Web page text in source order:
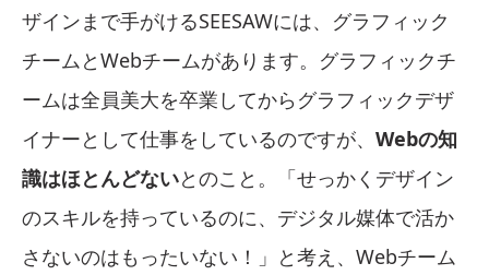
ザインまで手がけるSEESAWには、グラフィック
チームとWebチームがあります。グラフィックチ
ームは全員美大を卒業してからグラフィックデザ
イナーとして仕事をしているのですが、 Webの知
識はほとんどないとのこと。「せっかくデザイン
のスキルを持っているのに、デジタル媒体で活か
さないのはもったいない！」と考え、Webチーム